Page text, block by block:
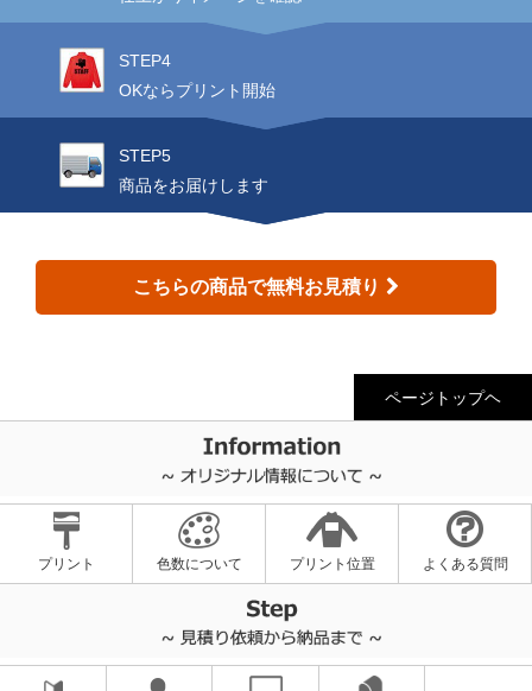
STEP4
OKならプリント開始
STEP5
商品をお届けします
こちらの商品で無料お見積り
ページトップヘ
プリント 色数について プリント位置 よくある質問